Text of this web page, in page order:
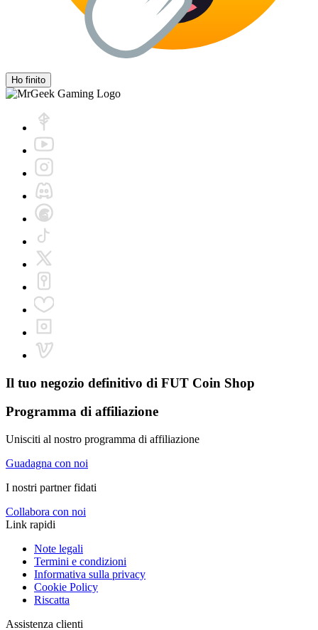
Ho finito
Il tuo negozio definitivo di FUT Coin Shop
Programma di affiliazione
Unisciti al nostro programma di affiliazione
Guadagna con noi
I nostri partner fidati
Collabora con noi
Link rapidi
Note legali
Termini e condizioni
Informativa sulla privacy
Cookie Policy
Riscatta
Assistenza clienti